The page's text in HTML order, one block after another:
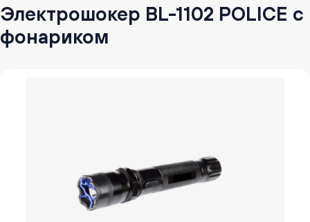
Электрошокер BL-1102 POLICE с
фонариком